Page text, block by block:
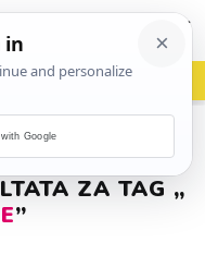
vrh! woot?!
ZA TAG „
”
Google